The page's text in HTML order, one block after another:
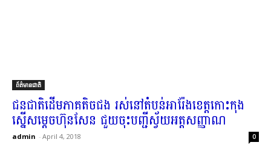
ព័ត៌មានជាតិ
ជនជាតិដើម​ភាគតិច​ជ​ង រស់នៅ​តំបន់​អា​រ៉ែ​ង​ខេត្តកោះកុង
ស្នើ​សម្តេច​ហ៊ុន​សែន ជួយ​ចុះបញ្ជី​ស្វ័យ​អត្តសញ្ញាណ​
admin - April 4, 2018 0